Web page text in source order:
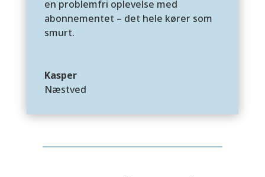
en problemfri oplevelse med
abonnementet – det hele kører som
smurt.
Kasper
Næstved